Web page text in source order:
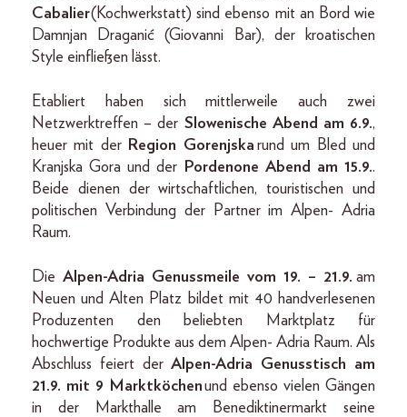
Cabalier(Kochwerkstatt) sind ebenso mit an Bord wie
Damnjan Draganić (Giovanni Bar), der kroatischen
Style einfließen lässt.
Etabliert haben sich mittlerweile auch zwei
Netzwerktreffen – der Slowenische Abend am 6.9.,
heuer mit der Region Gorenjska rund um Bled und
Kranjska Gora und der
Pordenone Abend am 15.9..
Beide dienen der wirtschaftlichen, touristischen und
politischen Verbindung der Partner im Alpen- Adria
Raum.
Die Alpen-Adria Genussmeile vom 19. – 21.9. am
Neuen und Alten Platz bildet mit 40 handverlesenen
Produzenten den beliebten Marktplatz für
hochwertige Produkte aus dem Alpen- Adria Raum. Als
Abschluss feiert derAlpen-Adria Genusstisch am
21.9. mit 9 Marktköchenund ebenso vielen Gängen
in der Markthalle am Benediktinermarkt seine